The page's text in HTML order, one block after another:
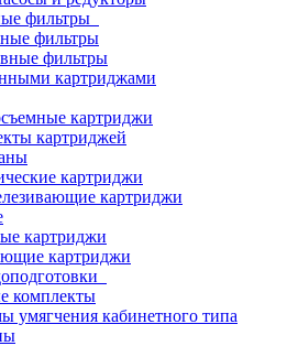
фильтры
фильтры
фильтры
картриджами
картриджи
картриджей
картриджи
картриджи
картриджи
картриджи
комплекты
умягчения кабинетного типа